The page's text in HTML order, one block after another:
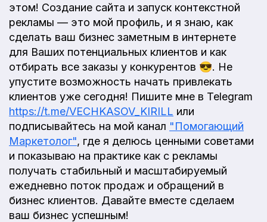
этом! Создание сайта и запуск контекстной
рекламы — это мой профиль, и я знаю, как
сделать ваш бизнес заметным в интернете
для Ваших потенциальных клиентов и как
отбирать все заказы у конкурентов 😎. Не
упустите возможность начать привлекать
клиентов уже сегодня! Пишите мне в Telegram
https://t.me/VECHKASOV_KIRILL или
подписывайтесь на мой канал "Помогающий
Маркетолог", где я делюсь ценными советами
и показываю на практике как с рекламы
получать стабильный и масштабируемый
ежедневно поток продаж и обращений в
бизнес клиентов. Давайте вместе сделаем
ваш бизнес успешным!